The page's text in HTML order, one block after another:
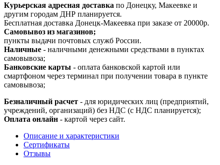
Курьерская адресная доставка по Донецку, Макеевке и
другим городам ДНР планируется.
Бесплатная доставка Донецк-Макеевка при заказе от 20000р.
Самовывоз из магазинов;
пункты выдачи почтовых служб России.
Наличные - наличными денежными средствами в пунктах
самовывоза;
Банковские карты - оплата банковской картой или
смартфоном через терминал при получении товара в пункте
самовывоза;
Безналичный расчет - для юридических лиц (предприятий,
учреждений, организаций) без НДС (с НДС планируется);
Оплата онлайн - картой через сайт.
Описание и характеристики
Сертификаты
Отзывы